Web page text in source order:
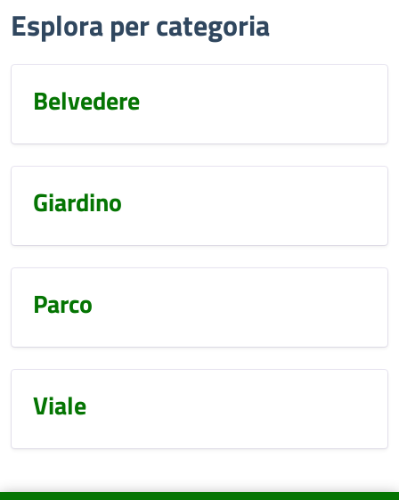
Esplora per categoria
Belvedere
Giardino
Parco
Viale